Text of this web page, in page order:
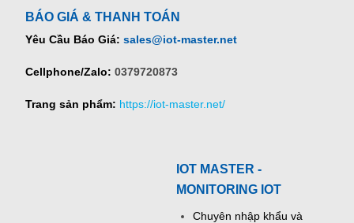
BÁO GIÁ & THANH TOÁN
Yêu Cầu Báo Giá: sales@iot-master.net
Cellphone/Zalo: 0379720873
Trang sản phẩm: https://iot-master.net/
IOT MASTER -
MONITORING IOT
Chuyên nhập khẩu và